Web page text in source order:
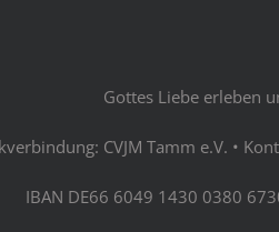
Gottes Liebe erleben
CVJM Tamm e.V. •
IBAN DE66 6049 1430 0380